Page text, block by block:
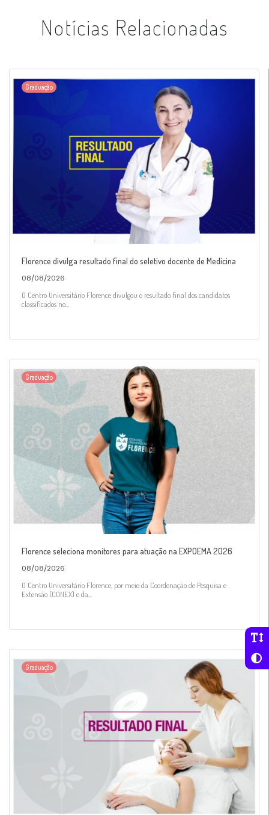
Notícias Relacionadas
Graduação
Florence divulga resultado final do seletivo docente de Medicina
08/08/2026
O Centro Universitário Florence divulgou o resultado final dos candidatos
classificados no...
Graduação
Florence seleciona monitores para atuação na EXPOEMA 2026
08/08/2026
O Centro Universitário Florence, por meio da Coordenação de Pesquisa e
Extensão (CONEX) e da...
Graduação